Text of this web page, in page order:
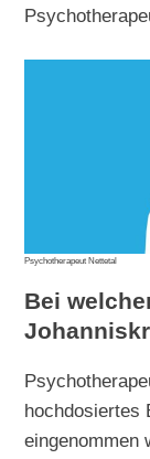
Psychotherapeut Nettetal
Bei
hochdosiertes
eingenommen